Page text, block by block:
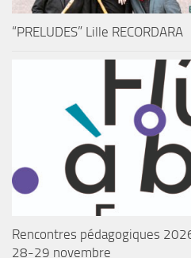
“PRELUDES” Lille RECORDARA
Rencontres pédagogiques
28-29 novembre